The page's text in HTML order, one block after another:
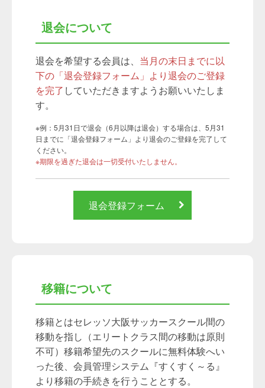
退会について
退会を希望する会員は、 当月の末日までに以
下の「退会登録フォーム」より退会のご登録
を完了 していただきますようお願いいたしま
す。
※例：5月31日で退会（6月以降は退会）する場合は、5月31
日までに「退会登録フォーム」より退会のご登録を完了して
ください。
※期限を過ぎた退会は一切受付いたしません。
退会登録フォーム
移籍について
移籍とはセレッソ大阪サッカースクール間の
移動を指し（エリートクラス間の移動は原則
不可）移籍希望先のスクールに無料体験へい
った後、会員管理システム『すくすく～る』
より移籍の手続きを行うこととする。